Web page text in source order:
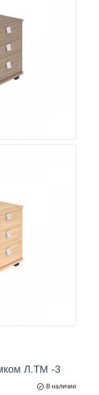
Л.ТМ -3
В наличии